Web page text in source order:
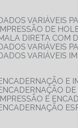
DADOS VARIÁVEIS
IMPRESSÃO DE
MALA DIRETA COM
DADOS VARIÁVEIS
DADOS VARIÁVEIS
ENCADERNAÇÃO E
ENCADERNAÇÃO
IMPRESSÃO E
ENCADERNAÇÃO